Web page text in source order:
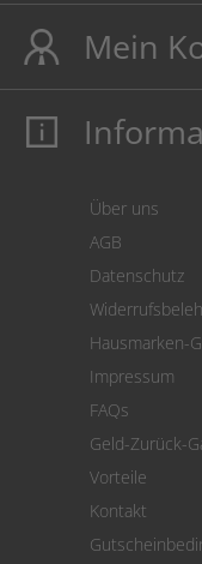
Mein
Mein Konto
Cookie
Über uns
AGB
Datenschutz
Hausmarken-
Impressum
FAQs
Geld-Zurück-
Vorteile
Kontakt